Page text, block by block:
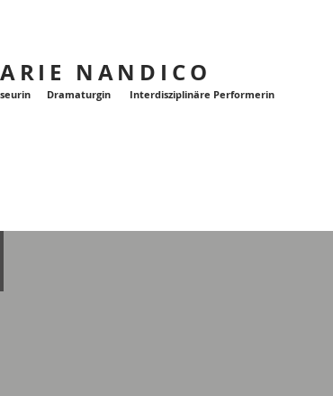
NANDICO
Dramaturgin Interdisziplinäre Performerin